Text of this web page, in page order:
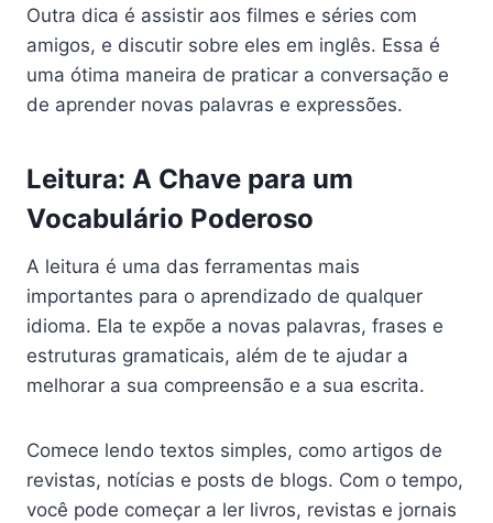
Outra dica é assistir aos filmes e séries com
amigos, e discutir sobre eles em inglês. Essa é
uma ótima maneira de praticar a conversação e
de aprender novas palavras e expressões.
Leitura: A Chave para um
Vocabulário Poderoso
A leitura é uma das ferramentas mais
importantes para o aprendizado de qualquer
idioma. Ela te expõe a novas palavras, frases e
estruturas gramaticais, além de te ajudar a
melhorar a sua compreensão e a sua escrita.
Comece lendo textos simples, como artigos de
revistas, notícias e posts de blogs. Com o tempo,
você pode começar a ler livros, revistas e jornais